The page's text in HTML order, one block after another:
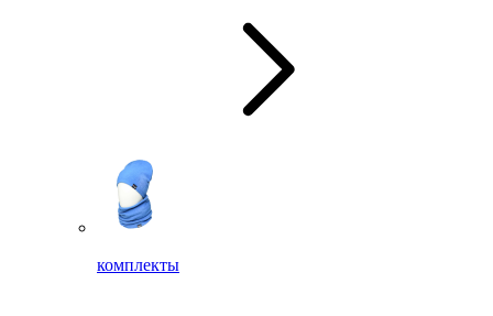
комплекты